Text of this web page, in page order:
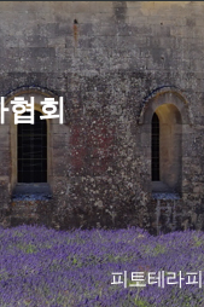
협회
피토테라